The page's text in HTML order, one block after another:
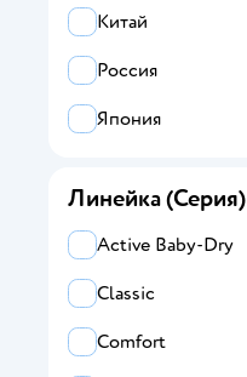
Китай
Россия
Япония
Линейка (Серия)
Active Baby-Dry
Classic
Comfort